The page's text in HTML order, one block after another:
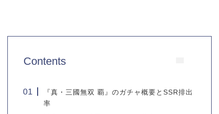
Contents
『真・三國無双 覇』のガチャ概要とSSR排出
率